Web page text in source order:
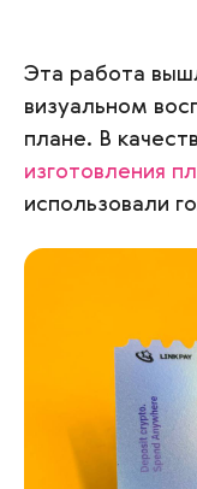
Эта работа
визуальном
плане. В
изготовления
использовали